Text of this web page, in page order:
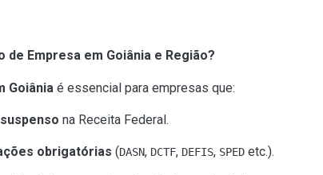
Empresa em Goiânia e Região?
Goiânia é essencial para empresas que:
na Receita Federal.
obrigatórias (DASN, DCTF, DEFIS, SPED etc.).